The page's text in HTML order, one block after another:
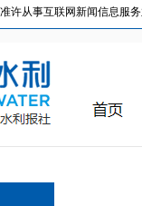
许从事互联网新闻信息服